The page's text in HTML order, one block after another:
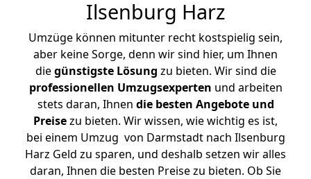
Ilsenburg Harz
Umzüge können mitunter recht kostspielig sein,
aber keine Sorge, denn wir sind hier, um Ihnen
diegünstigste Lösung zu bieten. Wir sind die
professionellen Umzugsexperten und arbeiten
stets daran, Ihnen die besten Angebote und
Preisezu bieten. Wir wissen, wie wichtig es ist,
bei einem Umzug von Darmstadt nach Ilsenburg
Harz Geld zu sparen, und deshalb setzen wir alles
daran, Ihnen die besten Preise zu bieten. Ob Sie